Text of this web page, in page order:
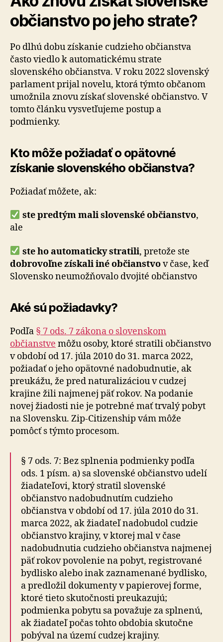
občianstvo po jeho strate?
Po dlhú dobu získanie cudzieho občianstva
často viedlo k automatickému strate
slovenského občianstva. V roku 2022 slovenský
parlament prijal novelu, ktorá týmto občanom
umožnila znovu získať slovenské občianstvo. V
tomto článku vysvetľujeme postup a
podmienky.
Kto môže požiadať o opätovné
získanie slovenského občianstva?
Požiadať môžete, ak:
ste predtým mali slovenské občianstvo,
ale
ste ho automaticky stratili, pretože ste
dobrovoľne získali iné občianstvov čase, keď
Slovensko neumožňovalo dvojité občianstvo
Aké sú požiadavky?
Podľa § 7 ods. 7 zákona o slovenskom
občianstve môžu osoby, ktoré stratili občianstvo
v období od 17. júla 2010 do 31. marca 2022,
požiadať o jeho opätovné nadobudnutie, ak
preukážu, že pred naturalizáciou v cudzej
krajine žili najmenej päť rokov. Na podanie
novej žiadosti nie je potrebné mať trvalý pobyt
na Slovensku. Zip-Citizenship vám môže
pomôcť s týmto procesom.
§ 7 ods. 7: Bez splnenia podmienky podľa
ods. 1 písm. a) sa slovenské občianstvo udelí
žiadateľovi, ktorý stratil slovenské
občianstvo nadobudnutím cudzieho
občianstva v období od 17. júla 2010 do 31.
marca 2022, ak žiadateľ nadobudol cudzie
občianstvo krajiny, v ktorej mal v čase
nadobudnutia cudzieho občianstva najmenej
päť rokov povolenie na pobyt, registrované
bydlisko alebo inak zaznamenané bydlisko,
a predložil dokumenty v papierovej forme,
ktoré tieto skutočnosti preukazujú;
podmienka pobytu sa považuje za splnenú,
ak žiadateľ počas tohto obdobia skutočne
pobýval na území cudzej krajiny.